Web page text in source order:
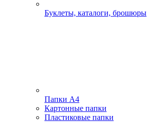
Буклеты, каталоги, брошюры
Папки А4
Картонные папки
Пластиковые папки